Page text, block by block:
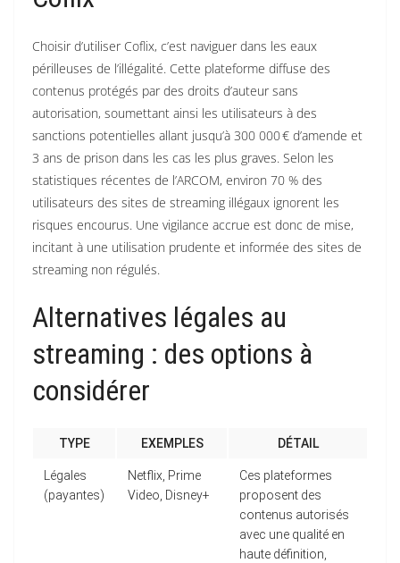
Choisir d’utiliser Coflix, c’est naviguer dans les eaux
périlleuses de l’illégalité. Cette plateforme diffuse des
contenus protégés par des droits d’auteur sans
autorisation, soumettant ainsi les utilisateurs à des
sanctions potentielles allant jusqu’à 300 000 € d’amende et
3 ans de prison dans les cas les plus graves. Selon les
statistiques récentes de l’ARCOM, environ 70 % des
utilisateurs des sites de streaming illégaux ignorent les
risques encourus. Une vigilance accrue est donc de mise,
incitant à une utilisation prudente et informée des sites de
streaming non régulés.
Alternatives légales au
streaming : des options à
considérer
TYPE EXEMPLES DÉTAIL
Légales
(payantes)
Netflix, Prime
Video, Disney+
Ces plateformes
proposent des
contenus autorisés
avec une qualité en
haute définition,